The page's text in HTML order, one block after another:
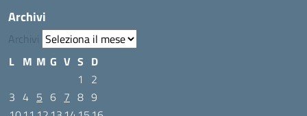
Archivi
Archivi
L M M G V S D
1
2
3 4 5 6 7 8 9